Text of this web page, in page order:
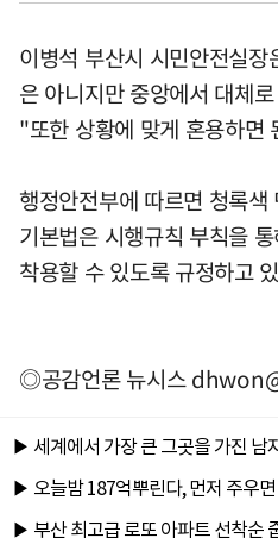
이병석 부산시 시민안전실
은 아니지만 중앙에서 대체
"또한 상황에 맞게 혼용하면
행정안전부에 따르면 청록
기본법은 시행규칙 부칙을
착용할 수 있도록 규정하고
◎공감언론 뉴시스